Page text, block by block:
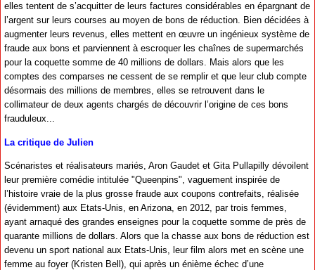
elles tentent de s’acquitter de leurs factures considérables en épargnant de
l’argent sur leurs courses au moyen de bons de réduction. Bien décidées à
augmenter leurs revenus, elles mettent en œuvre un ingénieux système de
fraude aux bons et parviennent à escroquer les chaînes de supermarchés
pour la coquette somme de 40 millions de dollars. Mais alors que les
comptes des comparses ne cessent de se remplir et que leur club compte
désormais des millions de membres, elles se retrouvent dans le
collimateur de deux agents chargés de découvrir l’origine de ces bons
frauduleux...
La critique de Julien
Scénaristes et réalisateurs mariés, Aron Gaudet et Gita Pullapilly dévoilent
leur première comédie intitulée "Queenpins", vaguement inspirée de
l’histoire vraie de la plus grosse fraude aux coupons contrefaits, réalisée
(évidemment) aux Etats-Unis, en Arizona, en 2012, par trois femmes,
ayant arnaqué des grandes enseignes pour la coquette somme de près de
quarante millions de dollars. Alors que la chasse aux bons de réduction est
devenu un sport national aux Etats-Unis, leur film alors met en scène une
femme au foyer (Kristen Bell), qui après un énième échec d’une